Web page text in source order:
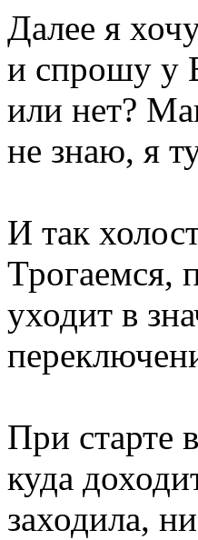
Далее я
и спрошу у
или нет?
не знаю, я
И так
Трогаемся,
уходит в
При старте
куда
заходила,